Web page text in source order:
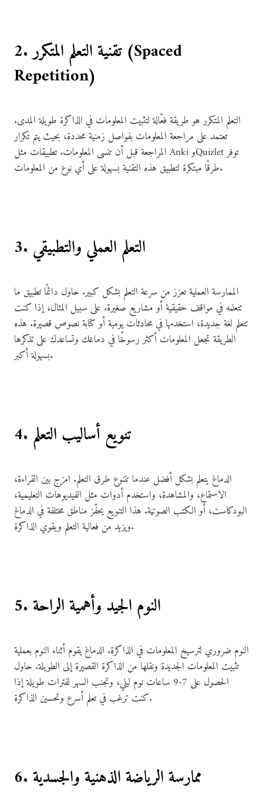
2. تقنية التعلم المتكرر (Spaced
Repetition)
التعلم المتكرر هو طريقة فعّالة لتثبيت المعلومات في الذاكرة طويلة المدى.
تعتمد على مراجعة المعلومات بفواصل زمنية محددة، بحيث يتم تكرار
المراجعة قبل أن تنسى المعلومات. تطبيقات مثل Anki وQuizlet توفر
طرقًا مبتكرة لتطبيق هذه التقنية بسهولة على أي نوع من المعلومات.
3. التعلم العملي والتطبيقي
الممارسة العملية تعزز من سرعة التعلم بشكل كبير. حاول دائمًا تطبيق ما
تتعلمه في مواقف حقيقية أو مشاريع صغيرة. على سبيل المثال، إذا كنت
تتعلم لغة جديدة، استخدمها في محادثات يومية أو كتابة نصوص قصيرة. هذه
الطريقة تجعل المعلومات أكثر رسوخًا في دماغك وتساعدك على تذكرها
بسهولة أكبر.
4. تنويع أساليب التعلم
الدماغ يتعلم بشكل أفضل عندما تتنوع طرق التعلم. امزج بين القراءة،
الاستماع، والمشاهدة، واستخدم أدوات مثل الفيديوهات التعليمية،
البودكاست، أو الكتب الصوتية. هذا التنويع يحفّز مناطق مختلفة في الدماغ
ويزيد من فعالية التعلم ويقوي الذاكرة.
5. النوم الجيد وأهمية الراحة
النوم ضروري لترسيخ المعلومات في الذاكرة. الدماغ يقوم أثناء النوم بعملية
تثبيت المعلومات الجديدة ونقلها من الذاكرة القصيرة إلى الطويلة. حاول
الحصول على 7-9 ساعات نوم ليلي، وتجنب السهر لفترات طويلة إذا
كنت ترغب في تعلم أسرع وتحسين الذاكرة.
6. ممارسة الرياضة الذهنية والجسدية